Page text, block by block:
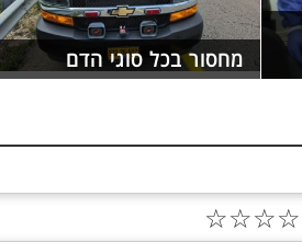
מחסור בכל סוגי הדם
☆
☆
☆
☆